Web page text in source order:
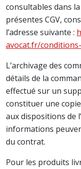
consultables dans
présentes CGV,
l’adresse suivante :
avocat.fr/
L’archivage des
détails de la
effectué sur un
constituer une
aux dispositions de
informations
du contrat.
Pour les produits